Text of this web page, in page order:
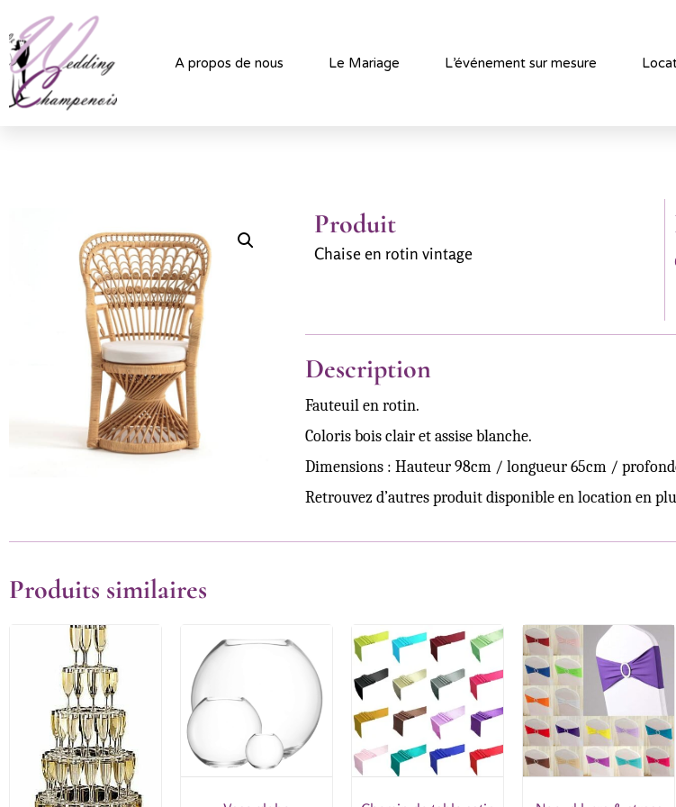
A propos de nous Le Mariage L’événement sur mesure
Produit
Chaise en rotin vintage
Description
Fauteuil en rotin.
Coloris bois clair et assise blanche.
Dimensions : Hauteur 98cm / longueur 65cm /
Retrouvez d’autres produit disponible en location en
Produits similaires